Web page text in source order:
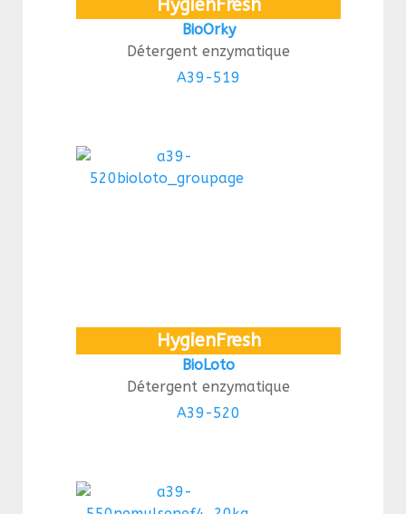
HygienFresh
BioOrky
Détergent enzymatique
A39-519
HygienFresh
BioLoto
Détergent enzymatique
A39-520